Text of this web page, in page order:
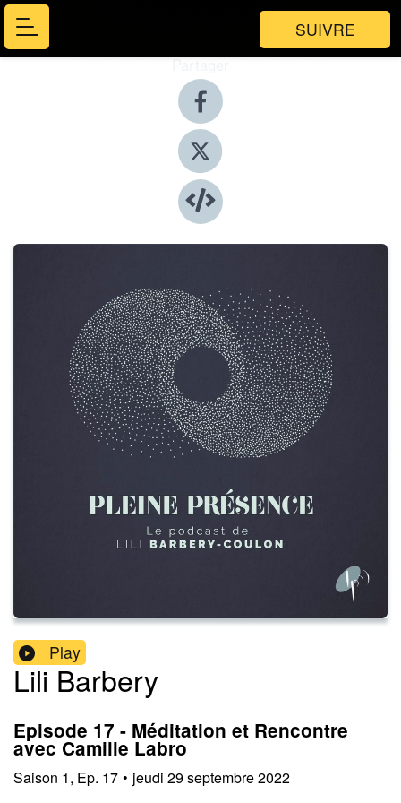
SUIVRE
Partager
Play
Lili Barbery
Episode 17 - Méditation et Rencontre
avec Camille Labro
Saison 1, Ep. 17 • jeudi 29 septembre 2022